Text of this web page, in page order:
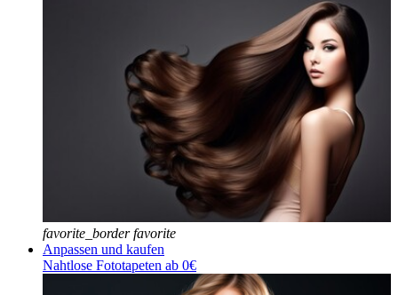
favorite_border favorite
Anpassen und kaufen
Nahtlose Fototapeten ab 0€